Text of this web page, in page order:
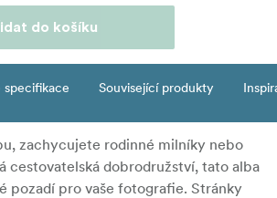
do košíku
specifikace Související produkty
zachycujete rodinné milníky nebo
cestovatelská dobrodružství, tato alba
pozadí pro vaše fotografie. Stránky